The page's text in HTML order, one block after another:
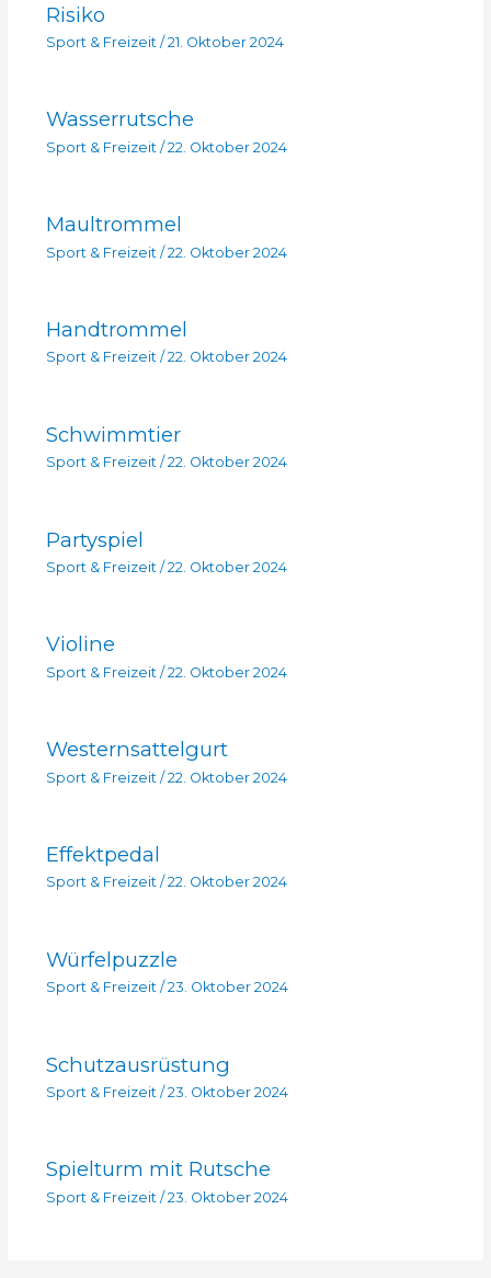
Risiko
Sport & Freizeit / 21. Oktober 2024
Wasserrutsche
Sport & Freizeit /22. Oktober 2024
Maultrommel
Sport & Freizeit /22. Oktober 2024
Handtrommel
Sport & Freizeit/ 22. Oktober 2024
Schwimmtier
Sport & Freizeit/ 22. Oktober 2024
Partyspiel
Sport & Freizeit / 22. Oktober 2024
Violine
Sport & Freizeit / 22. Oktober 2024
Westernsattelgurt
Sport & Freizeit /22. Oktober 2024
Effektpedal
Sport & Freizeit/ 22. Oktober 2024
Würfelpuzzle
Sport & Freizeit/ 23. Oktober 2024
Schutzausrüstung
Sport & Freizeit/ 23. Oktober 2024
Spielturm mit Rutsche
Sport & Freizeit / 23. Oktober 2024